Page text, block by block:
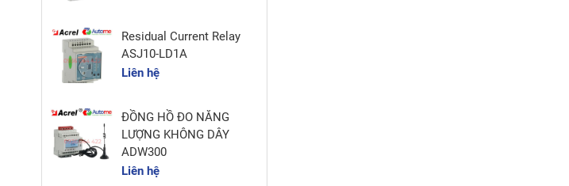
Residual Current Relay
ASJ10-LD1A
Liên hệ
ĐỒNG HỒ ĐO NĂNG
LƯỢNG KHÔNG DÂY
ADW300
Liên hệ